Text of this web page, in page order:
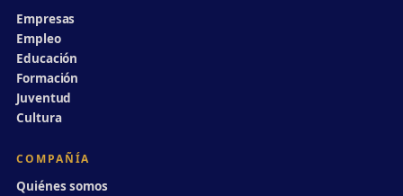
Empresas
Empleo
Educación
Formación
Juventud
Cultura
COMPAÑÍA
Quiénes somos